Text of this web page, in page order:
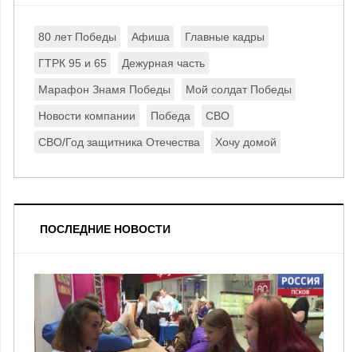
80 лет Победы Афиша Главные кадры
ГТРК 95 и 65 Дежурная часть
Марафон Знамя Победы Мой солдат Победы
Новости компании Победа СВО
СВО/Год защитника Отечества Хочу домой
ПОСЛЕДНИЕ НОВОСТИ